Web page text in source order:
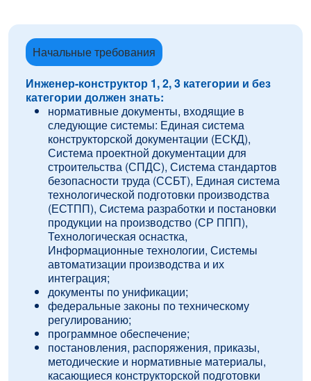
Начальные требования
Инженер-конструктор 1, 2, 3 категории и без
категории должен знать:
нормативные документы, входящие в
следующие системы: Единая система
конструкторской документации (ЕСКД),
Система проектной документации для
строительства (СПДС), Система стандартов
безопасности труда (ССБТ), Единая система
технологической подготовки производства
(ЕСТПП), Система разработки и постановки
продукции на производство (СР ППП),
Технологическая оснастка,
Информационные технологии, Системы
автоматизации производства и их
интеграция;
документы по унификации;
федеральные законы по техническому
регулированию;
программное обеспечение;
постановления, распоряжения, приказы,
методические и нормативные материалы,
касающиеся конструкторской подготовки